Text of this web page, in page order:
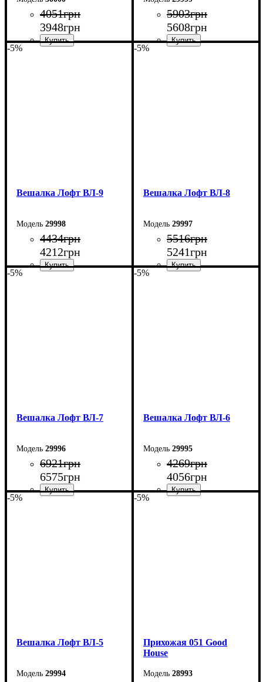
4051грн
3948грн
5903грн
5608грн
-5%
Вешалка Лофт ВЛ-9
29998
4434грн
4212грн
-5%
Вешалка Лофт ВЛ-8
29997
5516грн
5241грн
-5%
Вешалка Лофт ВЛ-7
29996
6921грн
6575грн
-5%
Вешалка Лофт ВЛ-6
29995
4269грн
4056грн
-5%
Вешалка Лофт ВЛ-5
29994
-5%
Прихожая 051 Good
House
28993